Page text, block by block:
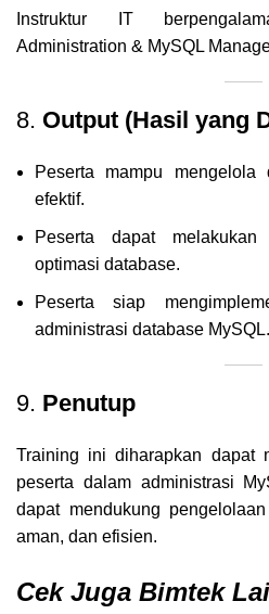
Instruktur IT
Administration & MySQL
8. Output (Hasil yang
Peserta mampu mengelola
efektif.
Peserta dapat
optimasi database.
Peserta siap
administrasi database MySQL.
9. Penutup
Training ini diharapkan dapat
peserta dalam administrasi
dapat mendukung
aman, dan efisien.
Cek Juga Bimtek